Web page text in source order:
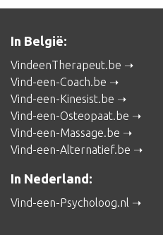
In België:
VindeenTherapeut.be
Vind-een-Coach.be
Vind-een-Kinesist.be
Vind-een-Osteopaat.be
Vind-een-Massage.be
Vind-een-Alternatief.be
In Nederland:
Vind-een-Psycholoog.nl